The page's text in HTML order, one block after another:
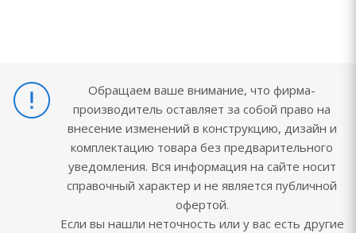
Обращаем ваше внимание, что фирма-
производитель оставляет за собой право на
внесение изменений в конструкцию, дизайн и
комплектацию товара без предварительного
уведомления. Вся информация на сайте носит
справочный характер и не является публичной
офертой.
Если вы нашли неточность или у вас есть другие